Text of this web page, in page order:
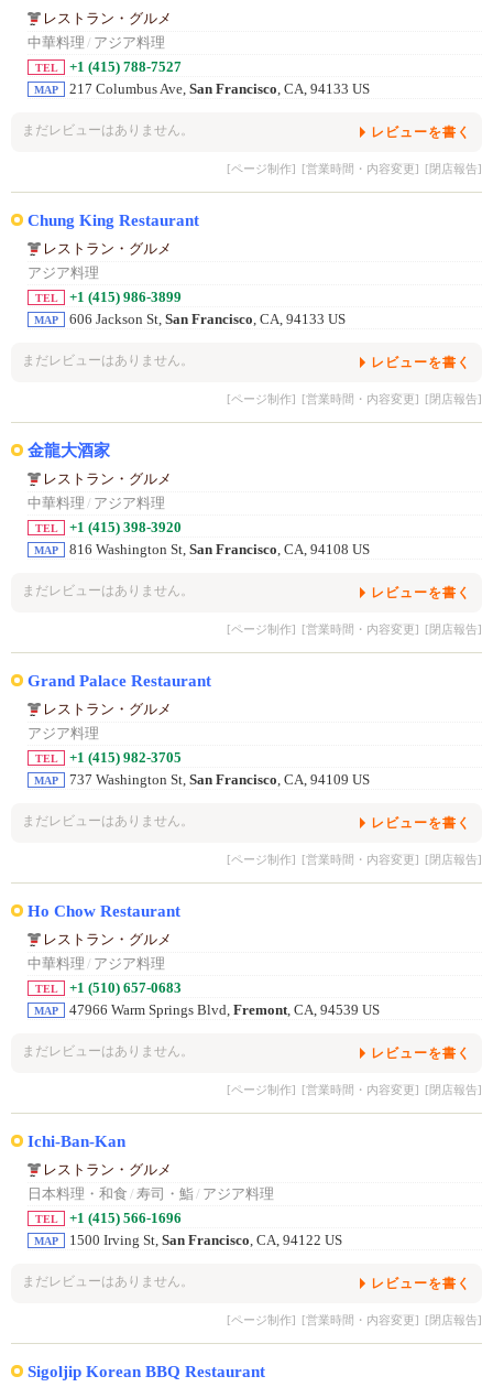
レストラン・グルメ
中華料理 / アジア料理
TEL +1 (415) 788-7527
MAP 217 Columbus Ave, San Francisco, CA, 94133 US
まだレビューはありません。 レビューを書く
[ページ制作] [営業時間・内容変更] [閉店報告]
Chung King Restaurant
レストラン・グルメ
アジア料理
TEL +1 (415) 986-3899
MAP 606 Jackson St, San Francisco, CA, 94133 US
まだレビューはありません。 レビューを書く
[ページ制作] [営業時間・内容変更] [閉店報告]
金龍大酒家
レストラン・グルメ
中華料理 / アジア料理
TEL +1 (415) 398-3920
MAP 816 Washington St, San Francisco, CA, 94108 US
まだレビューはありません。 レビューを書く
[ページ制作] [営業時間・内容変更] [閉店報告]
Grand Palace Restaurant
レストラン・グルメ
アジア料理
TEL +1 (415) 982-3705
MAP 737 Washington St, San Francisco, CA, 94109 US
まだレビューはありません。 レビューを書く
[ページ制作] [営業時間・内容変更] [閉店報告]
Ho Chow Restaurant
レストラン・グルメ
中華料理 / アジア料理
TEL +1 (510) 657-0683
MAP 47966 Warm Springs Blvd, Fremont, CA, 94539 US
まだレビューはありません。 レビューを書く
[ページ制作] [営業時間・内容変更] [閉店報告]
Ichi-Ban-Kan
レストラン・グルメ
日本料理・和食 / 寿司・鮨/ アジア料理
TEL +1 (415) 566-1696
MAP 1500 Irving St, San Francisco, CA, 94122 US
まだレビューはありません。 レビューを書く
[ページ制作] [営業時間・内容変更] [閉店報告]
Sigoljip Korean BBQ Restaurant